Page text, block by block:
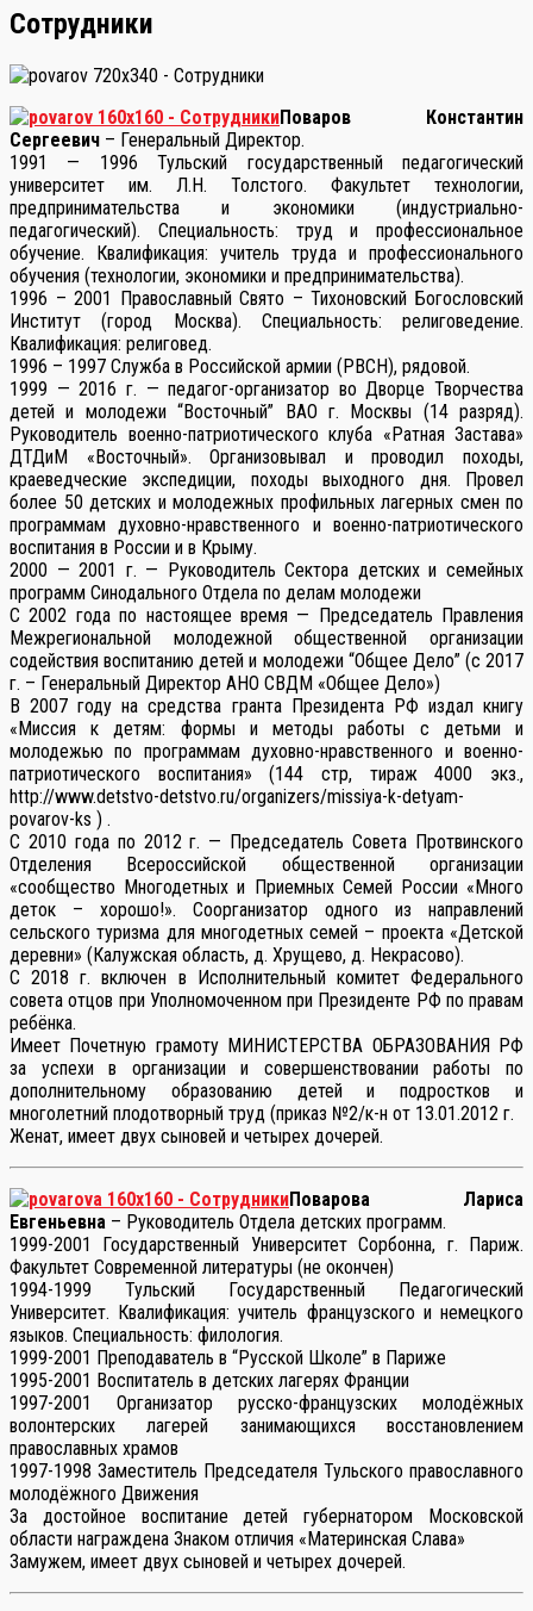
Сотрудники
Поваров Константин
Сергеевич – Генеральный Директор.
1991 — 1996 Тульский государственный педагогический
университет им. Л.Н. Толстого. Факультет технологии,
предпринимательства и экономики (индустриально-
педагогический). Специальность: труд и профессиональное
обучение. Квалификация: учитель труда и профессионального
обучения (технологии, экономики и предпринимательства).
1996 – 2001 Православный Свято – Тихоновский Богословский
Институт (город Москва). Специальность: религоведение.
Квалификация: религовед.
1996 – 1997 Служба в Российской армии (РВСН), рядовой.
1999 — 2016 г. — педагог-организатор во Дворце Творчества
детей и молодежи “Восточный” ВАО г. Москвы (14 разряд).
Руководитель военно-патриотического клуба «Ратная Застава»
ДТДиМ «Восточный». Организовывал и проводил походы,
краеведческие экспедиции, походы выходного дня. Провел
более 50 детских и молодежных профильных лагерных смен по
программам духовно-нравственного и военно-патриотического
воспитания в России и в Крыму.
2000 — 2001 г. — Руководитель Сектора детских и семейных
программ Синодального Отдела по делам молодежи
С 2002 года по настоящее время — Председатель Правления
Межрегиональной молодежной общественной организации
содействия воспитанию детей и молодежи “Общее Дело” (с 2017
г. – Генеральный Директор АНО СВДМ «Общее Дело»)
В 2007 году на средства гранта Президента РФ издал книгу
«Миссия к детям: формы и методы работы с детьми и
молодежью по программам духовно-нравственного и военно-
патриотического воспитания» (144 стр, тираж 4000 экз.,
http://www.detstvo-detstvo.ru/organizers/missiya-k-detyam-
povarov-ks ) .
С 2010 года по 2012 г. — Председатель Совета Протвинского
Отделения Всероссийской общественной организации
«сообщество Многодетных и Приемных Семей России «Много
деток – хорошо!». Соорганизатор одного из направлений
сельского туризма для многодетных семей – проекта «Детской
деревни» (Калужская область, д. Хрущево, д. Некрасово).
С 2018 г. включен в Исполнительный комитет Федерального
совета отцов при Уполномоченном при Президенте РФ по правам
ребёнка.
Имеет Почетную грамоту МИНИСТЕРСТВА ОБРАЗОВАНИЯ РФ
за успехи в организации и совершенствовании работы по
дополнительному образованию детей и подростков и
многолетний плодотворный труд (приказ №2/к-н от 13.01.2012 г.
Женат, имеет двух сыновей и четырех дочерей.
Поварова Лариса
Евгеньевна – Руководитель Отдела детских программ.
1999-2001 Государственный Университет Сорбонна, г. Париж.
Факультет Современной литературы (не окончен)
1994-1999 Тульский Государственный Педагогический
Университет. Квалификация: учитель французского и немецкого
языков. Специальность: филология.
1999-2001 Преподаватель в “Русской Школе” в Париже
1995-2001 Воспитатель в детских лагерях Франции
1997-2001 Организатор русско-французских молодёжных
волонтерских лагерей занимающихся восстановлением
православных храмов
1997-1998 Заместитель Председателя Тульского православного
молодёжного Движения
За достойное воспитание детей губернатором Московской
области награждена Знаком отличия «Материнская Слава»
Замужем, имеет двух сыновей и четырех дочерей.